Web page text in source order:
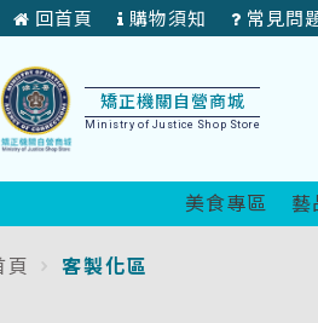
回首頁 購物須知 常見問
矯正機關自營商城
Ministry of Justice Shop Store
美食專區 藝
頁 客製化區